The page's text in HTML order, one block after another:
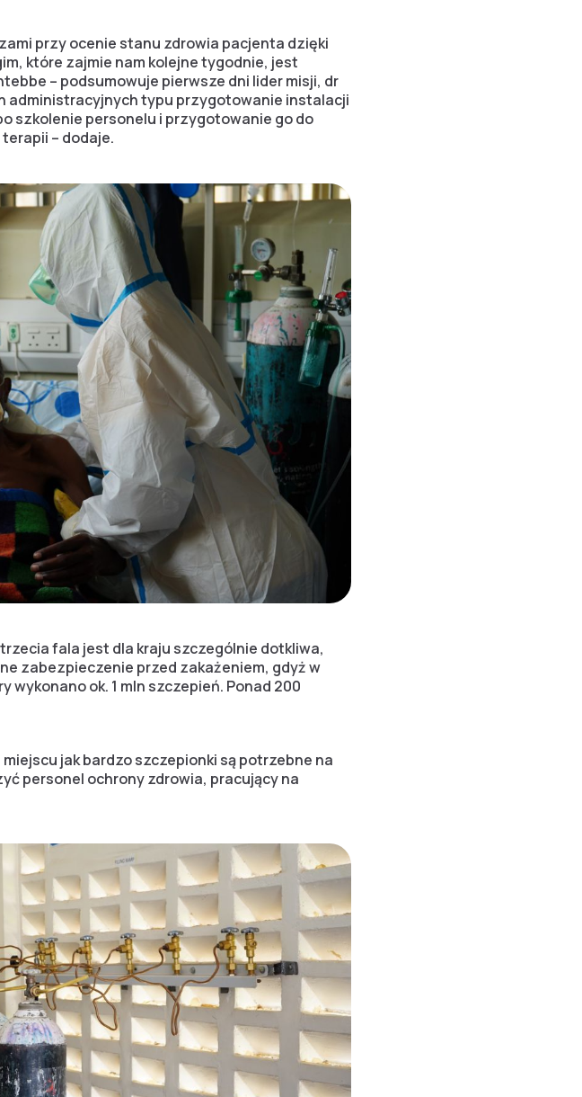
przy ocenie stanu zdrowia pacjenta dzięki
które zajmie nam kolejne tygodnie, jest
– podsumowuje pierwsze dni lider misji, dr
administracyjnych typu przygotowanie instalacji
szkolenie personelu i przygotowanie go do
– dodaje.
fala jest dla kraju szczególnie dotkliwa,
zabezpieczenie przed zakażeniem, gdyż w
wykonano ok. 1 mln szczepień. Ponad 200
jak bardzo szczepionki są potrzebne na
personel ochrony zdrowia, pracujący na